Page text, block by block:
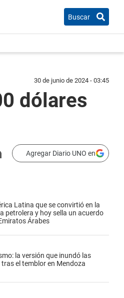
Buscar
30 de junio de 2024 - 03:45
dólares
Agregar Diario UNO en
Latina que se convirtió en la
petrolera y hoy sella un acuerdo
Árabes
la versión que inundó las
tras el temblor en Mendoza